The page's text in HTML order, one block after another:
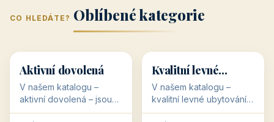
CO HLEDÁTE? Oblíbené kategorie
🥾 36 objektů
Aktivní dovolená
V našem katalogu –
aktivní dovolená – jsou
pro Vás připraveny
💰
💰
34 objektů
Kvalitní levné
ubytování
V našem katalogu –
kvalitní levné ubytování –
jsou pro Vás připraveny